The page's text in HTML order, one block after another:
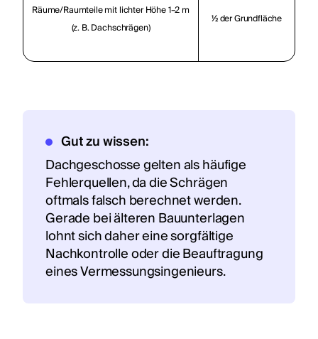
Räume/Raumteile mit lichter Höhe 1–2 m
(z. B. Dachschrägen)
½ der Grundfläche
Gut zu wissen:
Dachgeschosse gelten als häufige
Fehlerquellen, da die Schrägen
oftmals falsch berechnet werden.
Gerade bei älteren Bauunterlagen
lohnt sich daher eine sorgfältige
Nachkontrolle oder die Beauftragung
eines Vermessungsingenieurs.